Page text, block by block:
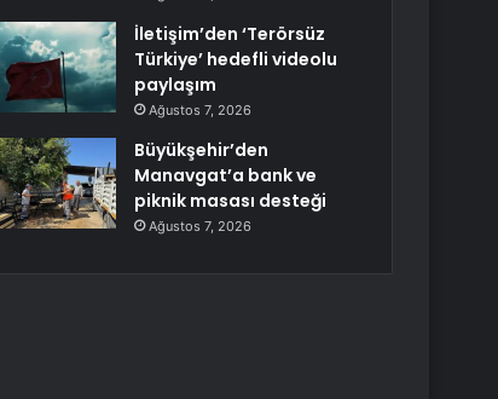
İletişim’den ‘Terörsüz
Türkiye’ hedefli videolu
paylaşım
Ağustos 7, 2026
Büyükşehir’den
Manavgat’a bank ve
piknik masası desteği
Ağustos 7, 2026